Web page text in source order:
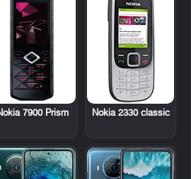
Nokia 2330 classic
7900 Prism